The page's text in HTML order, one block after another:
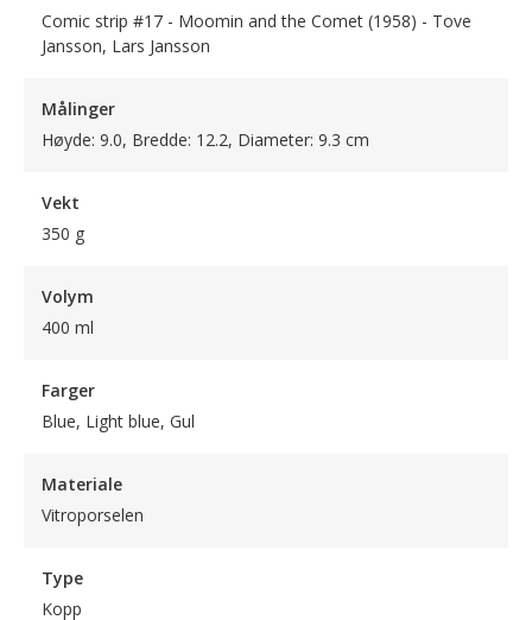
Comic strip #17 - Moomin and the Comet (1958) - Tove
Jansson, Lars Jansson
Målinger
Høyde: 9.0, Bredde: 12.2, Diameter: 9.3 cm
Vekt
350 g
Volym
400 ml
Farger
Blue, Light blue, Gul
Materiale
Vitroporselen
Type
Kopp